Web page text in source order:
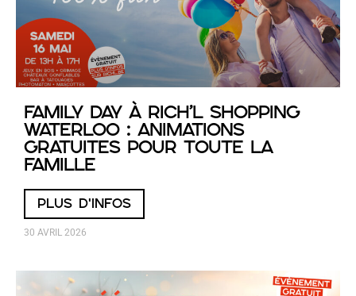
Family Day à RICH’L Shopping
Waterloo : animations
gratuites pour toute la
famille
PLUS D'INFOS
30 AVRIL 2026